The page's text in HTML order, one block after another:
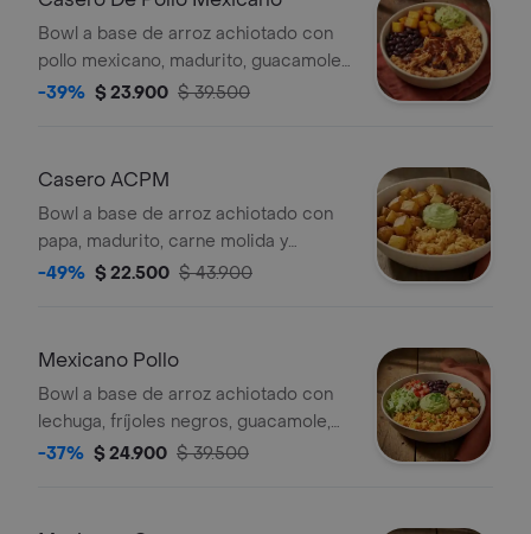
Bowl a base de arroz achiotado con
pollo mexicano, madurito, guacamole
y fríjoles negros. *Producto
-39% $ 23.900 $ 39.500
Casero ACPM
Bowl a base de arroz achiotado con
papa, madurito, carne molida y
guacamole.
-49% $ 22.500 $ 43.900
Mexicano Pollo
Bowl a base de arroz achiotado con
lechuga, fríjoles negros, guacamole,
pollo a las hierbas y pico de gallo.
-37% $ 24.900 $ 39.500